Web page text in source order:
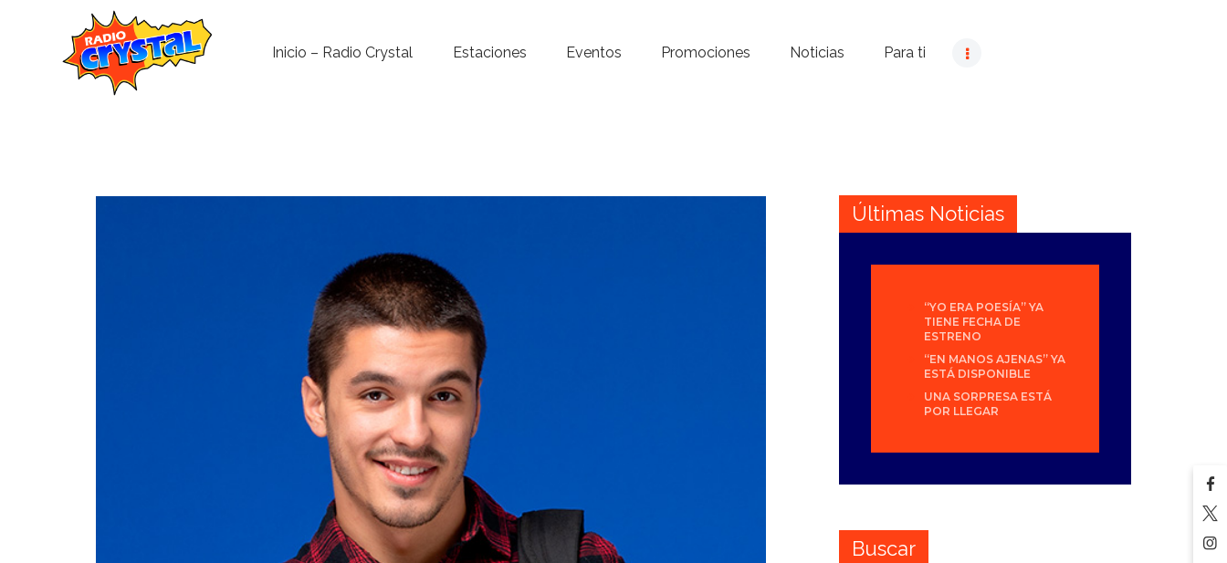
Inicio – Radio Crystal Estaciones Eventos Promociones Noticias Para ti
Para ti
Contacto
Últimas Noticias
“YO ERA POESÍA” YA
TIENE FECHA DE
ESTRENO
“EN MANOS AJENAS” YA
ESTÁ DISPONIBLE
UNA SORPRESA ESTÁ
POR LLEGAR
Buscar